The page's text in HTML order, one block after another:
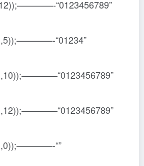
“0123456789”
“01234”
“”